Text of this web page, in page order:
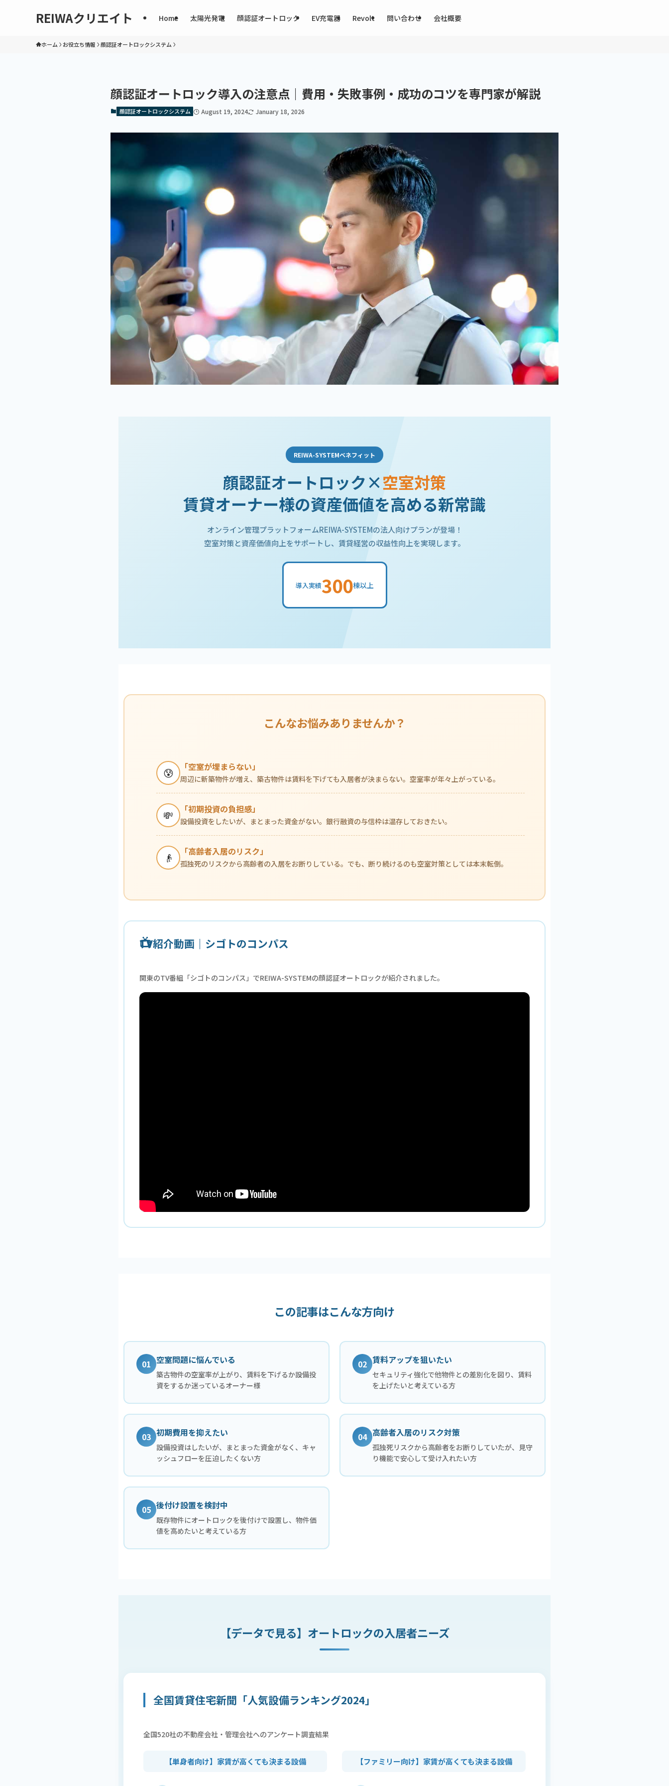
REIWAクリエイト Home 太陽光発電 顔認証オートロック EV充電器 Revolt 問い合わせ 会社概要
ホーム お役立ち情報 顔認証オートロックシステム
顔認証オートロック導入の注意点｜費用・失敗事例・成功のコツを専門家が解説
顔認証オートロックシステム August 19, 2024 January 18, 2026
REIWA-SYSTEMベネフィット
顔認証オートロック×空室対策
賃貸オーナー様の資産価値を高める新常識
オンライン管理プラットフォームREIWA-SYSTEMの法人向けプランが登場！
空室対策と資産価値向上をサポートし、賃貸経営の収益性向上を実現します。
導入実績300棟以上
こんなお悩みありませんか？
😰 「空室が埋まらない」
周辺に新築物件が増え、築古物件は賃料を下げても入居者が決まらない。空室率が年々上がっている。
💸 「初期投資の負担感」
設備投資をしたいが、まとまった資金がない。銀行融資の与信枠は温存しておきたい。
👴 「高齢者入居のリスク」
孤独死のリスクから高齢者の入居をお断りしている。でも、断り続けるのも空室対策としては本末転倒。
TV紹介動画｜シゴトのコンパス
関東のTV番組「シゴトのコンパス」でREIWA-SYSTEMの顔認証オートロックが紹介されました。
この記事はこんな方向け
01 空室問題に悩んでいる
築古物件の空室率が上がり、賃料を下げるか設備投
資をするか迷っているオーナー様
02 賃料アップを狙いたい
セキュリティ強化で他物件との差別化を図り、賃料
を上げたいと考えている方
03 初期費用を抑えたい
設備投資はしたいが、まとまった資金がなく、キャ
ッシュフローを圧迫したくない方
04 高齢者入居のリスク対策
孤独死リスクから高齢者をお断りしていたが、見守
り機能で安心して受け入れたい方
05 後付け設置を検討中
既存物件にオートロックを後付けで設置し、物件価
値を高めたいと考えている方
【データで見る】オートロックの入居者ニーズ
全国賃貸住宅新聞「人気設備ランキング2024」
全国520社の不動産会社・管理会社へのアンケート調査結果
【単身者向け】家賃が高くても決まる設備 【ファミリー向け】家賃が高くても決まる設備